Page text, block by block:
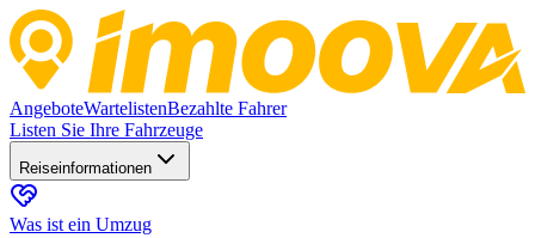
AngeboteWartelistenBezahlte Fahrer
Listen Sie Ihre Fahrzeuge
Reiseinformationen
Was ist ein Umzug